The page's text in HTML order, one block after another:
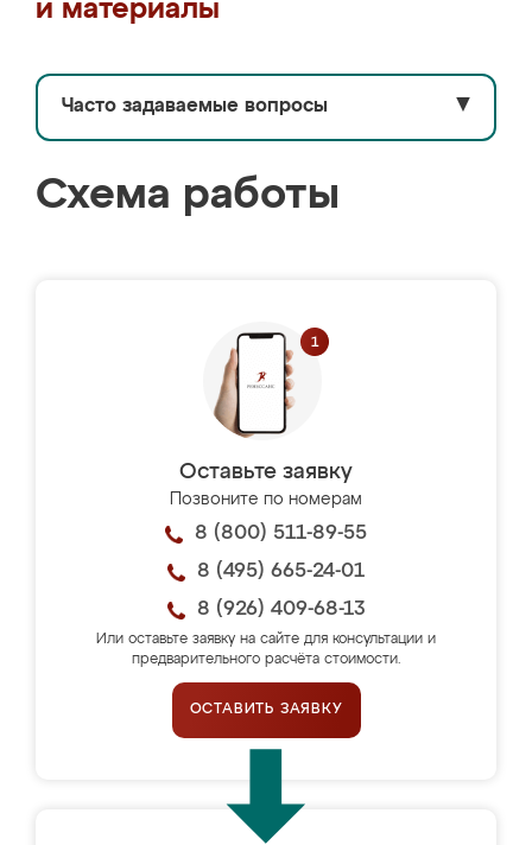
и материалы
Часто задаваемые вопросы ▼
Схема работы
Оставьте заявку
Позвоните по номерам
8 (800) 511-89-55
8 (495) 665-24-01
8 (926) 409-68-13
Или оставьте заявку на сайте для консультации и
предварительного расчёта стоимости.
ОСТАВИТЬ ЗАЯВКУ